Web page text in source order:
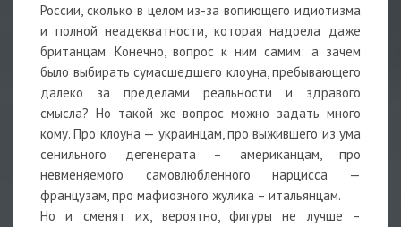
России, сколько в целом из-за вопиющего идиотизма
и полной неадекватности, которая надоела даже
британцам. Конечно, вопрос к ним самим: а зачем
было выбирать сумасшедшего клоуна, пребывающего
далеко за пределами реальности и здравого
смысла? Но такой же вопрос можно задать много
кому. Про клоуна — украинцам, про выжившего из ума
сенильного дегенерата – американцам, про
невменяемого самовлюбленного нарцисса —
французам, про мафиозного жулика – итальянцам.
Но и сменят их, вероятно, фигуры не лучше –